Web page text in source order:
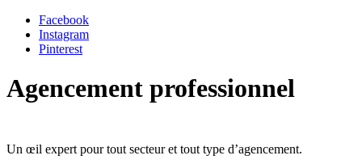
Facebook
Instagram
Pinterest
Agencement professionnel
Un œil expert pour tout secteur et tout type d’agencement.